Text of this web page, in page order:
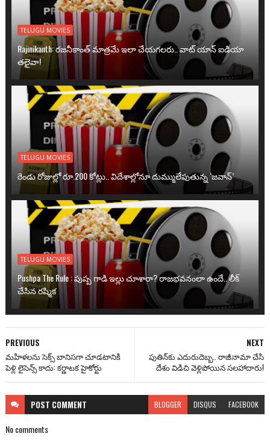
TELUGU MOVIES
Rajinikanth: రజనీకాంత్ మాత్రమే ఇలా చేయగలరు.. వాట్ యాన్ ఐడియా
తలైవా!
TELUGU MOVIES
రెండు రోజుల్లో రూ.200 కోట్లు.. విదేశాల్లోనూ దుమ్ములేపుతున్న ‘జవాన్’
TELUGU MOVIES
Pushpa The Rule : పుష్ప గాడి ఇల్లు చూశారా? రాజభవనంలా ఉందే.. లీక్
చేసిన రష్మిక
NEXT
పుతిన్‌కు ఎదురుదెబ్బ.. రాజీనామా చేసి
దేశం విడిచి వెళ్లిపోయిన సలహాదారు!
PREVIOUS
మహిళలను సెక్స్ బానిసగా చూడటానికి
పెళ్లి లైసెన్స్ కాదు: కర్ణాటక హైకోర్టు
POST COMMENT BLOGGER DISQUS FACEBOOK
No comments